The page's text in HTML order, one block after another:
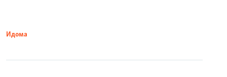
Идома